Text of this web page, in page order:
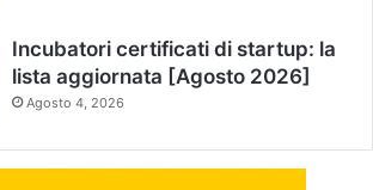
Incubatori certificati di startup: la
lista aggiornata [Agosto 2026]
Agosto 4, 2026